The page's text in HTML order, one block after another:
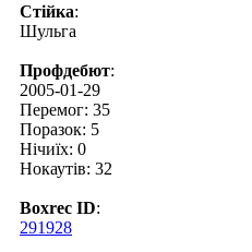
Стійка:
Шульга
Профдебют:
2005-01-29
Перемог: 35
Поразок: 5
Нічиїх: 0
Нокаутів: 32
Boxrec ID:
291928